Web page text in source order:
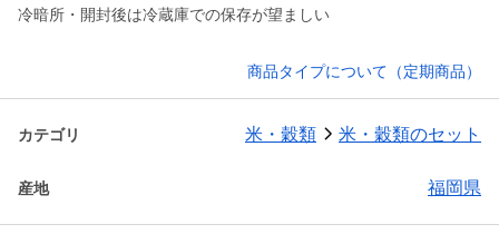
冷暗所・開封後は冷蔵庫での保存が望ましい
商品タイプについて（定期商品）
カテゴリ 米・穀類 米・穀類のセット
産地 福岡県